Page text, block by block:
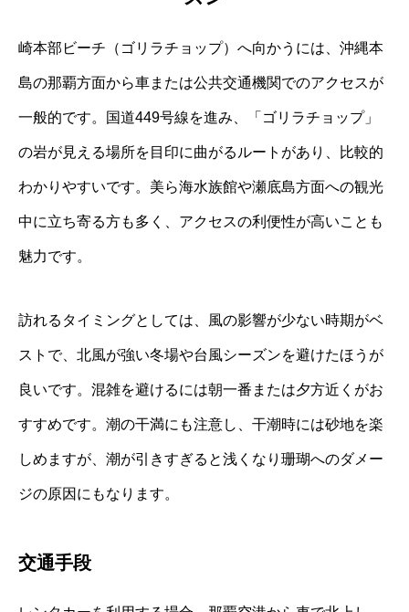
崎本部ビーチ（ゴリラチョップ）へ向かうには、沖縄本
島の那覇方面から車または公共交通機関でのアクセスが
一般的です。国道449号線を進み、「ゴリラチョップ」
の岩が見える場所を目印に曲がるルートがあり、比較的
わかりやすいです。美ら海水族館や瀬底島方面への観光
中に立ち寄る方も多く、アクセスの利便性が高いことも
魅力です。
訪れるタイミングとしては、風の影響が少ない時期がベ
ストで、北風が強い冬場や台風シーズンを避けたほうが
良いです。混雑を避けるには朝一番または夕方近くがお
すすめです。潮の干満にも注意し、干潮時には砂地を楽
しめますが、潮が引きすぎると浅くなり珊瑚へのダメー
ジの原因にもなります。
交通手段